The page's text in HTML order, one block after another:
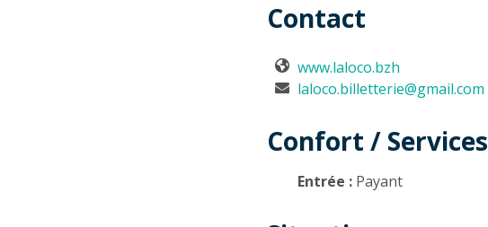
Contact
www.laloco.bzh
laloco.billetterie@gmail.com
Confort / Services
Entrée : Payant